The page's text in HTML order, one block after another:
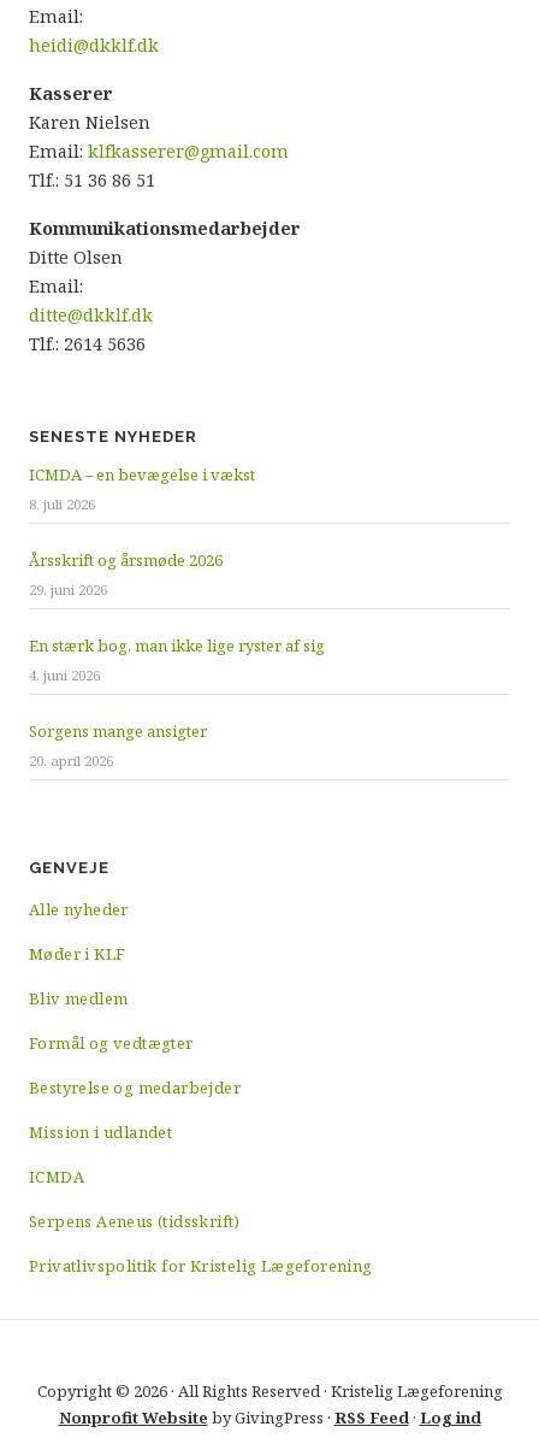
Email:
heidi@dkklf.dk
Kasserer
Karen Nielsen
Email: klfkasserer@gmail.com
Tlf.: 51 36 86 51
Kommunikationsmedarbejder
Ditte Olsen
Email:
ditte@dkklf.dk
Tlf.: 2614 5636
SENESTE NYHEDER
ICMDA – en bevægelse i vækst
8. juli 2026
Årsskrift og årsmøde 2026
29. juni 2026
En stærk bog, man ikke lige ryster af sig
4. juni 2026
Sorgens mange ansigter
20. april 2026
GENVEJE
Alle nyheder
Møder i KLF
Bliv medlem
Formål og vedtægter
Bestyrelse og medarbejder
Mission i udlandet
ICMDA
Serpens Aeneus (tidsskrift)
Privatlivspolitik for Kristelig Lægeforening
Copyright © 2026 · All Rights Reserved · Kristelig Lægeforening
Nonprofit Website by GivingPress · RSS Feed· Log ind